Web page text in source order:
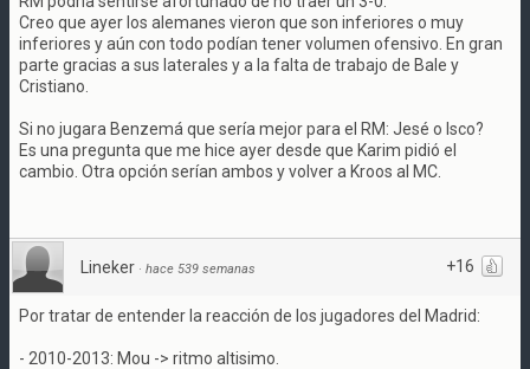
Creo que ayer los alemanes vieron que son inferiores o muy
inferiores y aún con todo podían tener volumen ofensivo. En gran
parte gracias a sus laterales y a la falta de trabajo de Bale y
Cristiano.
Si no jugara Benzemá que sería mejor para el RM: Jesé o Isco?
Es una pregunta que me hice ayer desde que Karim pidió el
cambio. Otra opción serían ambos y volver a Kroos al MC.
+16
Lineker · hace 539 semanas
Por tratar de entender la reacción de los jugadores del Madrid:
- 2010-2013: Mou -> ritmo altisimo.